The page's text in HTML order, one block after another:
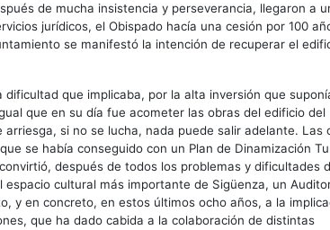
de mucha insistencia y perseverancia, llegaron a
jurídicos, el Obispado hacía una cesión por 100
se manifestó la intención de recuperar el
que implicaba, por la alta inversión que
que en su día fue acometer las obras del edificio del
si no se lucha, nada puede salir adelante. Las
se había conseguido con un Plan de Dinamización
después de todos los problemas y dificultades
cultural más importante de Sigüenza, un
y en concreto, en estos últimos ocho años, a la
que ha dado cabida a la colaboración de distintas